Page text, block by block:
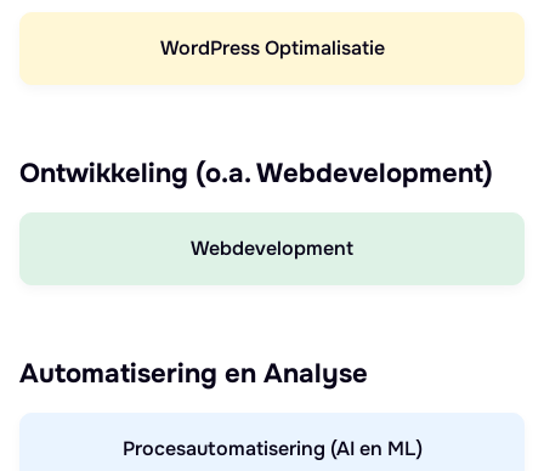
WordPress Optimalisatie
Ontwikkeling (o.a. Webdevelopment)
Webdevelopment
Automatisering en Analyse
Procesautomatisering (AI en ML)